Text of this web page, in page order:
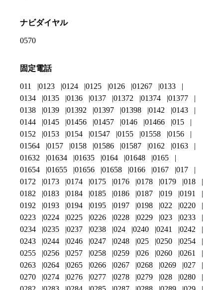
ナビダイヤル
0570
固定電話
011 0123 0124 0125 0126 01267
0133
0134
0135 0136 0137 01372 01374
01377
0138
0139 01392 01397 01398 0142
0143
0144
0145 01456 01457 0146 01466
015
0152
0153 0154 01547 0155 01558
0156
01564
0157 0158 01586 01587 0162
0163
01632
01634 01635 0164 01648
0165
01654
01655 01656 01658 0166 0167
017
0172
0173 0174 0175 0176 0178 0179
018
0182
0183 0184 0185 0186 0187 019
0191
0192
0193 0194 0195 0197 0198 022
0220
0223
0224 0225 0226 0228 0229 023
0233
0234
0235 0237 0238 024 0240 0241
0242
0243
0244 0246 0247 0248 025 0250
0254
0255
0256 0257 0258 0259 026 0260
0261
0263
0264 0265 0266 0267 0268 0269
027
0270
0274 0276 0277 0278 0279 028
0280